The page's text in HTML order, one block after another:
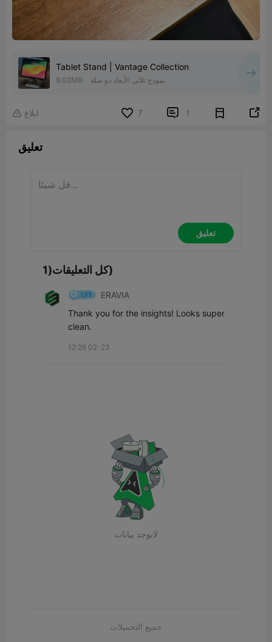
Tablet Stand | Vantage Collection
9.02MB نموذج ثلاثي الأبعاد ذو صلة
 ابلاغ 7  1 
تعليق
تعليق
كل التعليقات(1)
ERAVIA
Thank you for the insights! Looks super
clean.
12:26 02-23
لايوجد بيانات
جميع التحميلات